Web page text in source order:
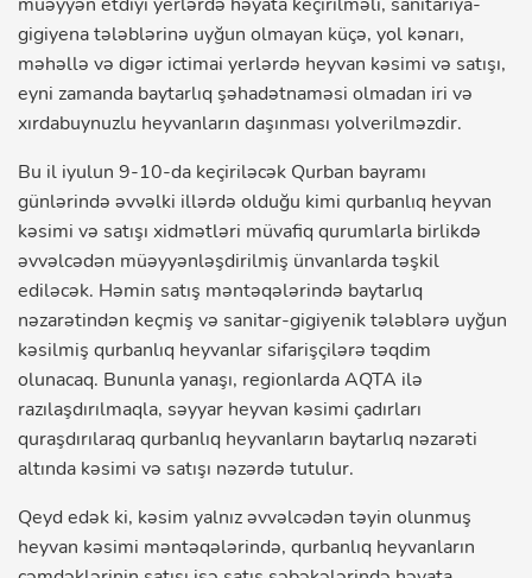
gigiyena tələblərinə uyğun olmayan küçə, yol kənarı,
məhəllə və digər ictimai yerlərdə heyvan kəsimi və satışı,
eyni zamanda baytarlıq şəhadətnaməsi olmadan iri və
xırdabuynuzlu heyvanların daşınması yolverilməzdir.
Bu il iyulun 9-10-da keçiriləcək Qurban bayramı
günlərində əvvəlki illərdə olduğu kimi qurbanlıq heyvan
kəsimi və satışı xidmətləri müvafiq qurumlarla birlikdə
əvvəlcədən müəyyənləşdirilmiş ünvanlarda təşkil
ediləcək. Həmin satış məntəqələrində baytarlıq
nəzarətindən keçmiş və sanitar-gigiyenik tələblərə uyğun
kəsilmiş qurbanlıq heyvanlar sifarişçilərə təqdim
olunacaq. Bununla yanaşı, regionlarda AQTA ilə
razılaşdırılmaqla, səyyar heyvan kəsimi çadırları
quraşdırılaraq qurbanlıq heyvanların baytarlıq nəzarəti
altında kəsimi və satışı nəzərdə tutulur.
Qeyd edək ki, kəsim yalnız əvvəlcədən təyin olunmuş
heyvan kəsimi məntəqələrində, qurbanlıq heyvanların